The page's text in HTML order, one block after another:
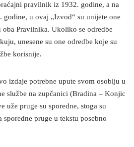
pravilnik iz 1932. godine, a na
u ovaj „Izvod“ su unijete one
oba Pravilnika. Ukoliko se odredbe
unesene su one odredbe koje su
korisnije.
izdaje potrebne upute svom osoblju u
službe na zupčanici (Bradina – Konjic
uže pruge su sporedne, stoga su
sporedne pruge u tekstu posebno